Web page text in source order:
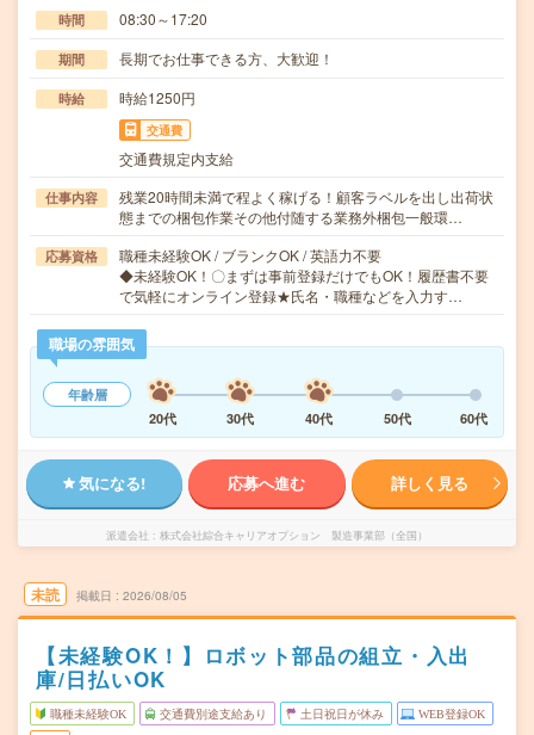
時間 08:30～17:20
期間 長期でお仕事できる方、大歓迎！
時給 時給1250円
交通費
交通費規定内支給
仕事内容
残業20時間未満で程よく稼げる！顧客ラベルを出し出荷状
態までの梱包作業その他付随する業務外梱包一般環…
応募資格
職種未経験OK / ブランクOK / 英語力不要
◆未経験OK！〇まずは事前登録だけでもOK！履歴書不要
で気軽にオンライン登録★氏名・職種などを入力す…
職場の雰囲気
年齢層
20代
30代 40代 50代 60代
気になる! 応募へ進む 詳しく見る
派遣会社 株式会社綜合キャリアオプション 製造事業部（全国）
未読 掲載日 2026/08/05
【未経験OK！】ロボット部品の組立・入出
庫/日払いOK
職種未経験OK 交通費別途支給あり 土日祝日が休み WEB登録OK